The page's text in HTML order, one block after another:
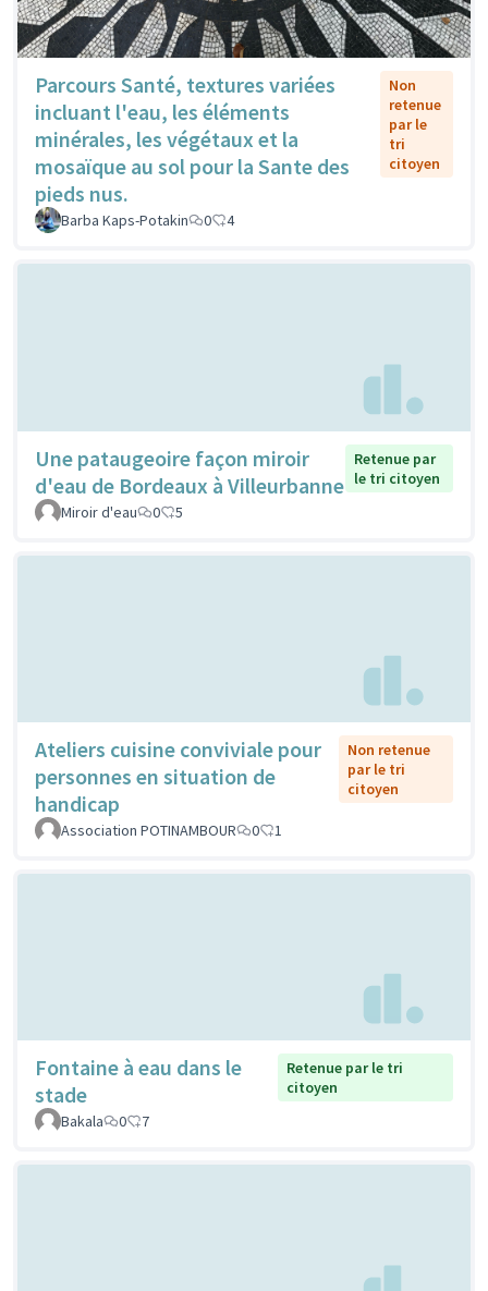
Parcours Santé, textures variées
incluant l'eau, les éléments
minérales, les végétaux et la
mosaïque au sol pour la Sante des
pieds nus.
Non
retenue
par le
tri
citoyen
Barba Kaps-Potakin 0 4
Une pataugeoire façon miroir
d'eau de Bordeaux à Villeurbanne
Retenue par
le tri citoyen
Miroir d'eau
0 5
Ateliers cuisine conviviale pour
personnes en situation de
handicap
Non retenue
par le tri
citoyen
Association POTINAMBOUR 0 1
Fontaine à eau dans le
stade
Retenue par le tri
citoyen
Bakala
0 7